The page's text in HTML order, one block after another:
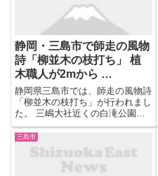
静岡・三島市で師走の風物
詩「柳並木の枝打ち」 植
木職人が2mから …
静岡県三島市では、師走の風物詩
「柳並木の枝打ち」が行われまし
た。 三嶋大社近くの白滝公園か
ら桜川に沿って延びる通称・柳通
りにはおよそ３０本の柳の木が植
えられています。 川面に写る柳
の姿も風情があります。午前９
時、植木職人が２ｍから３ｍほど
三島市